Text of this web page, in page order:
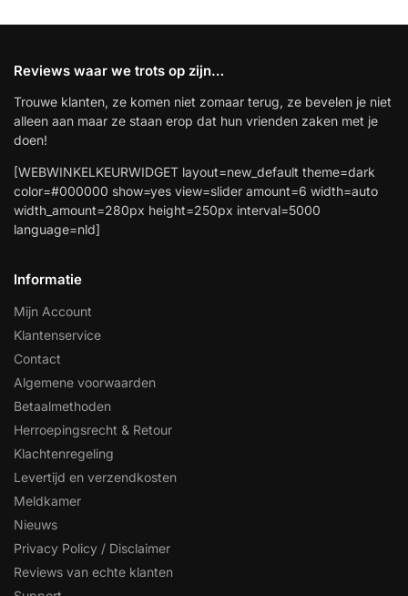
Reviews waar we trots op zijn…
Trouwe klanten, ze komen niet zomaar terug, ze bevelen je niet
alleen aan maar ze staan erop dat hun vrienden zaken met je
doen!
[WEBWINKELKEURWIDGET layout=new_default theme=dark
color=#000000 show=yes view=slider amount=6 width=auto
width_amount=280px height=250px interval=5000
language=nld]
Informatie
Mijn Account
Klantenservice
Contact
Algemene voorwaarden
Betaalmethoden
Herroepingsrecht & Retour
Klachtenregeling
Levertijd en verzendkosten
Meldkamer
Nieuws
Privacy Policy / Disclaimer
Reviews van echte klanten